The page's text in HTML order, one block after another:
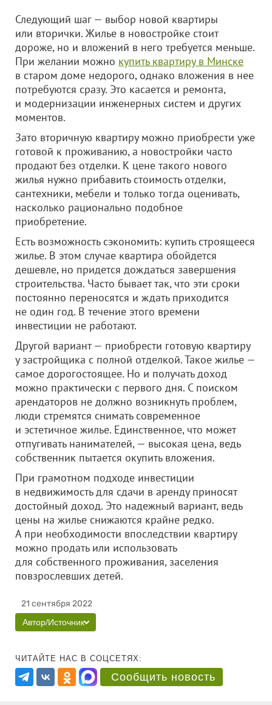
Следующий шаг — выбор новой квартиры
или вторички. Жилье в новостройке стоит
дороже, но и вложений в него требуется меньше.
При желании можно купить квартиру в Минске
в старом доме недорого, однако вложения в нее
потребуются сразу. Это касается и ремонта,
и модернизации инженерных систем и других
моментов.
Зато вторичную квартиру можно приобрести уже
готовой к проживанию, а новостройки часто
продают без отделки. К цене такого нового
жилья нужно прибавить стоимость отделки,
сантехники, мебели и только тогда оценивать,
насколько рационально подобное
приобретение.
Есть возможность сэкономить: купить строящееся
жилье. В этом случае квартира обойдется
дешевле, но придется дождаться завершения
строительства. Часто бывает так, что эти сроки
постоянно переносятся и ждать приходится
не один год. В течение этого времени
инвестиции не работают.
Другой вариант — приобрести готовую квартиру
у застройщика с полной отделкой. Такое жилье —
самое дорогостоящее. Но и получать доход
можно практически с первого дня. С поиском
арендаторов не должно возникнуть проблем,
люди стремятся снимать современное
и эстетичное жилье. Единственное, что может
отпугивать нанимателей, — высокая цена, ведь
собственник пытается окупить вложения.
При грамотном подходе инвестиции
в недвижимость для сдачи в аренду приносят
достойный доход. Это надежный вариант, ведь
цены на жилье снижаются крайне редко.
А при необходимости впоследствии квартиру
можно продать или использовать
для собственного проживания, заселения
повзрослевших детей.
21 сентября 2022
Автор/Источник
ЧИТАЙТЕ НАС В СОЦСЕТЯХ:
Сообщить новость